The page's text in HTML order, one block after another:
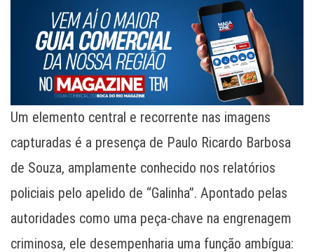
Um elemento central e recorrente nas imagens
capturadas é a presença de Paulo Ricardo Barbosa
de Souza, amplamente conhecido nos relatórios
policiais pelo apelido de “Galinha”. Apontado pelas
autoridades como uma peça-chave na engrenagem
criminosa, ele desempenharia uma função ambígua: